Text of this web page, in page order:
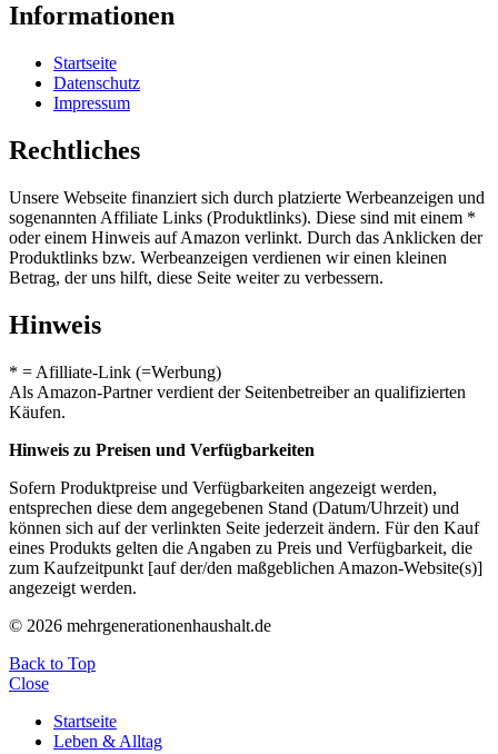
Informationen
Startseite
Datenschutz
Impressum
Rechtliches
Unsere Webseite finanziert sich durch platzierte Werbeanzeigen und
sogenannten Affiliate Links (Produktlinks). Diese sind mit einem *
oder einem Hinweis auf Amazon verlinkt. Durch das Anklicken der
Produktlinks bzw. Werbeanzeigen verdienen wir einen kleinen
Betrag, der uns hilft, diese Seite weiter zu verbessern.
Hinweis
* = Afilliate-Link (=Werbung)
Als Amazon-Partner verdient der Seitenbetreiber an qualifizierten
Käufen.
Hinweis zu Preisen und Verfügbarkeiten
Sofern Produktpreise und Verfügbarkeiten angezeigt werden,
entsprechen diese dem angegebenen Stand (Datum/Uhrzeit) und
können sich auf der verlinkten Seite jederzeit ändern. Für den Kauf
eines Produkts gelten die Angaben zu Preis und Verfügbarkeit, die
zum Kaufzeitpunkt [auf der/den maßgeblichen Amazon-Website(s)]
angezeigt werden.
© 2026 mehrgenerationenhaushalt.de
Back to Top
Close
Startseite
Leben & Alltag